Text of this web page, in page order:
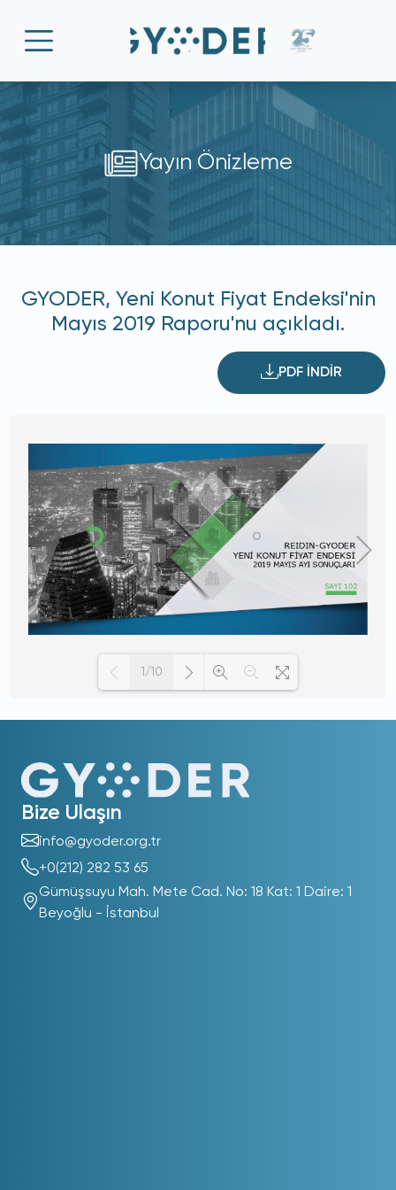
Yayın Önizleme
GYODER, Yeni Konut Fiyat Endeksi'nin
Mayıs 2019 Raporu'nu açıkladı.
PDF İNDİR
1/10
Bize Ulaşın
info@gyoder.org.tr
+0(212) 282 53 65
Gümüşsuyu Mah. Mete Cad. No: 18 Kat: 1 Daire: 1
Beyoğlu - İstanbul